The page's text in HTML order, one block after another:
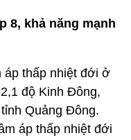
8, khả năng mạnh
áp thấp nhiệt đới ở
độ Kinh Đông,
Quảng Đông.
áp thấp nhiệt đới